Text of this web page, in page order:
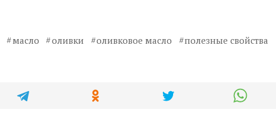
масло оливки оливковое масло
полезные свойства